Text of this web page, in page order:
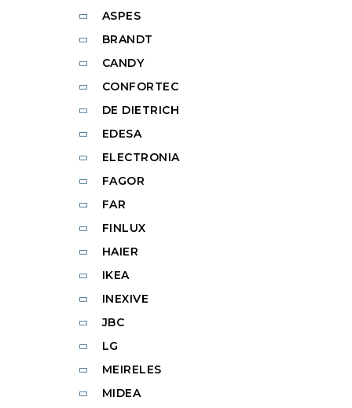
ASPES
BRANDT
CANDY
CONFORTEC
DE DIETRICH
EDESA
ELECTRONIA
FAGOR
FAR
FINLUX
HAIER
IKEA
INEXIVE
JBC
LG
MEIRELES
MIDEA